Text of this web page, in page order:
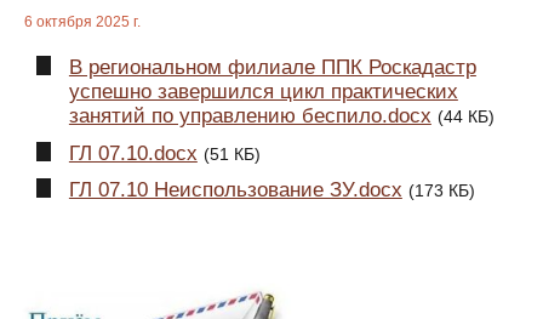
6 октября 2025 г.
В региональном филиале ППК Роскадастр
успешно завершился цикл практических
занятий по управлению беспило.docx (44 КБ)
ГЛ 07.10.docx (51 КБ)
ГЛ 07.10 Неиспользование ЗУ.docx (173 КБ)